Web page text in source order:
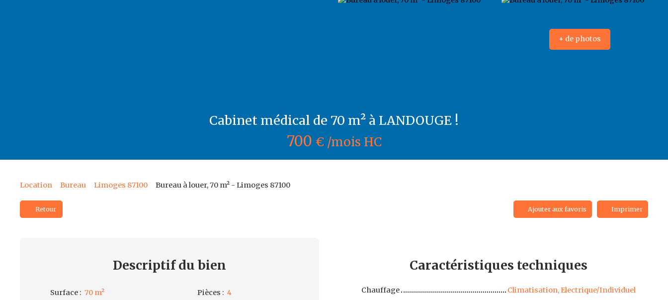
+ de photos
Cabinet médical de 70 m² à LANDOUGE !
700 € /mois HC
Location Bureau Limoges 87100 Bureau à louer, 70 m² - Limoges 87100
Retour Ajouter aux favoris Imprimer
Descriptifdu bien
Surface : 70 m² Pièces : 4
Caractéristiques techniques
Chauffage
Climatisation, Electrique/Individuel